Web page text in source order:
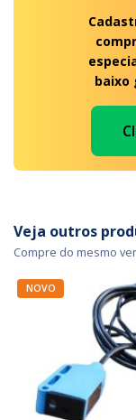
baixo
Veja outros
Compre do mesmo
NOVO